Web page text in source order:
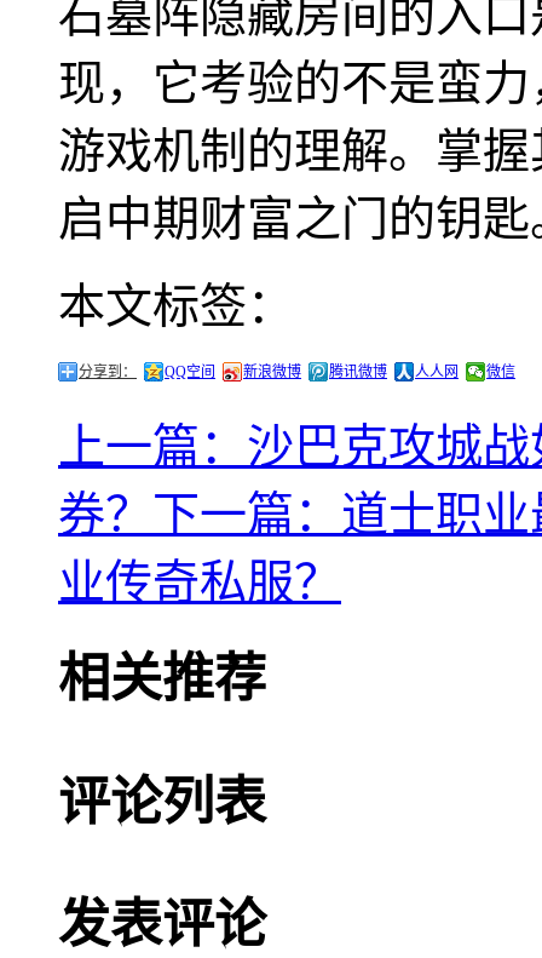
石墓阵隐藏房间的入
现，它考验的不是蛮
游戏机制的理解。掌
启中期财富之门的钥
本文标签：
分享到： QQ空间 新浪微博 腾讯微博 人人网 微信
上一篇：沙巴克攻城
券？ 下一篇：道士职
业传奇私服？
相关推荐
评论列表
发表评论